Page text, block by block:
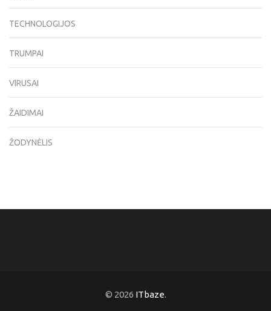
TECHNOLOGIJOS
TRUMPAI
VIRUSAI
ŽAIDIMAI
ŽODYNĖLIS
© 2026 ITbaze.